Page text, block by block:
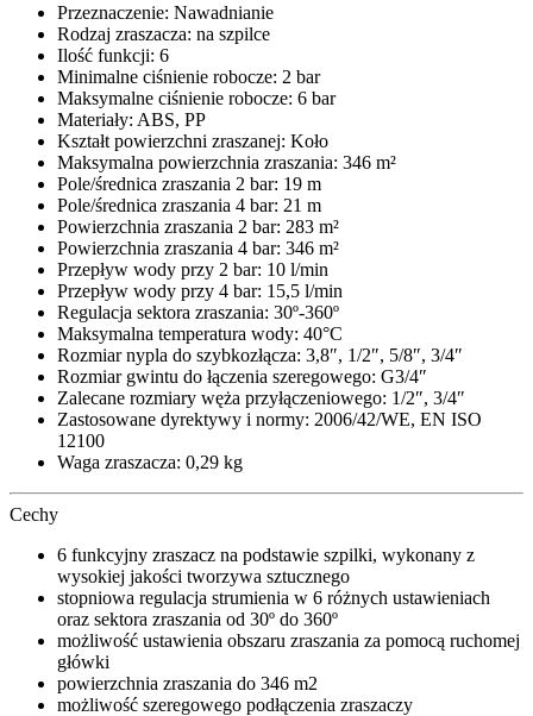
Przeznaczenie: Nawadnianie
Rodzaj zraszacza: na szpilce
Ilość funkcji: 6
Minimalne ciśnienie robocze: 2 bar
Maksymalne ciśnienie robocze: 6 bar
Materiały: ABS, PP
Kształt powierzchni zraszanej: Koło
Maksymalna powierzchnia zraszania: 346 m²
Pole/średnica zraszania 2 bar: 19 m
Pole/średnica zraszania 4 bar: 21 m
Powierzchnia zraszania 2 bar: 283 m²
Powierzchnia zraszania 4 bar: 346 m²
Przepływ wody przy 2 bar: 10 l/min
Przepływ wody przy 4 bar: 15,5 l/min
Regulacja sektora zraszania: 30º-360º
Maksymalna temperatura wody: 40°C
Rozmiar nypla do szybkozłącza: 3,8″, 1/2″, 5/8″, 3/4″
Rozmiar gwintu do łączenia szeregowego: G3/4″
Zalecane rozmiary węża przyłączeniowego: 1/2″, 3/4″
Zastosowane dyrektywy i normy: 2006/42/WE, EN ISO
12100
Waga zraszacza: 0,29 kg
Cechy
6 funkcyjny zraszacz na podstawie szpilki, wykonany z
wysokiej jakości tworzywa sztucznego
stopniowa regulacja strumienia w 6 różnych ustawieniach
oraz sektora zraszania od 30º do 360º
możliwość ustawienia obszaru zraszania za pomocą ruchomej
główki
powierzchnia zraszania do 346 m2
możliwość szeregowego podłączenia zraszaczy